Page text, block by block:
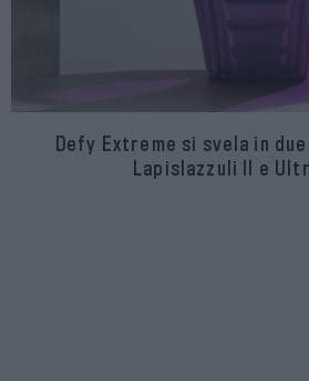
Defy Extreme si svela in
Lapislazzuli II e